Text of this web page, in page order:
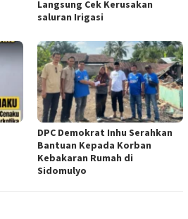
Langsung Cek Kerusakan
saluran Irigasi
DPC Demokrat Inhu Serahkan
Bantuan Kepada Korban
Kebakaran Rumah di
Sidomulyo